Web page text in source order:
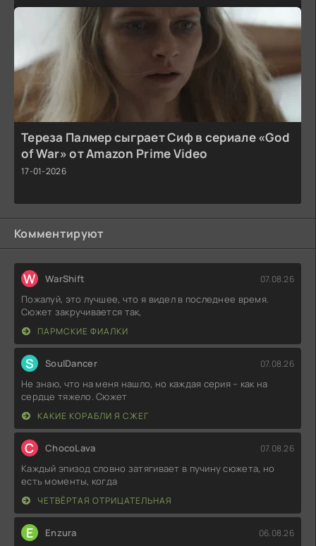
Тереза Палмер сыграет Сиф в сериале «God
of War» от Amazon Prime Video
17-01-2026
Комментируют
W WarShift 07.08.26
Пожалуй, это лучшее, что я видел в последнее время.
Сюжет закручивается так,
ПАРМСКИЕ ФИАЛКИ
S SoulDancer 07.08.26
Не знаю, что на меня нашло, но каждая серия – как на
сердце тяжело. Сюжет
КАКИЕ КОРАБЛИ Я СЖЕГ
C ChocoLava 07.08.26
Каждый эпизод словно затягивает в пучину сюжета, но
есть моменты, когда
ЧЕТВЁРТАЯ ОТРИЦАТЕЛЬНАЯ
E Enzura 06.08.26